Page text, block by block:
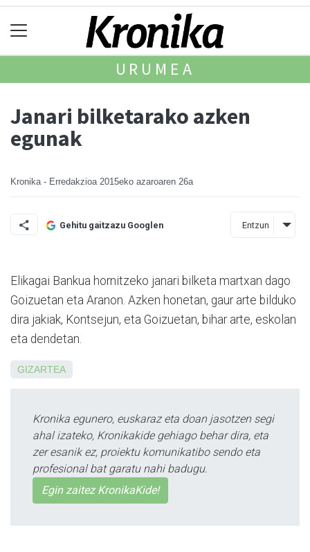
URUMEA
Janari bilketarako azken
egunak
Kronika - Erredakzioa 2015eko azaroaren 26a
Gehitu gaitzazu Googlen Entzun
Elikagai Bankua hornitzeko janari bilketa martxan dago
Goizuetan eta Aranon. Azken honetan, gaur arte bilduko
dira jakiak, Kontsejun, eta Goizuetan, bihar arte, eskolan
eta dendetan.
GIZARTEA
Kronika egunero, euskaraz eta doan jasotzen segi
ahal izateko, Kronikakide gehiago behar dira, eta
zer esanik ez, proiektu komunikatibo sendo eta
profesional bat garatu nahi badugu.
Egin zaitez KronikaKide!